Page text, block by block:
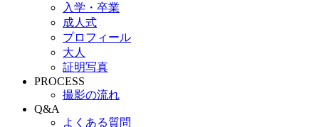
入学・卒業
成人式
プロフィール
大人
証明写真
PROCESS
撮影の流れ
Q&A
よくある質問